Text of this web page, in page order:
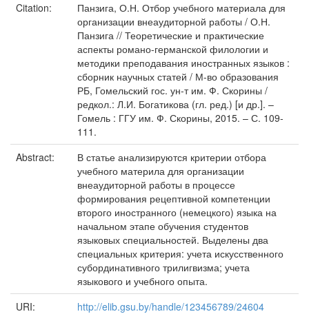
Citation:
Панзига, О.Н. Отбор учебного материала для
организации внеаудиторной работы / О.Н.
Панзига // Теоретические и практические
аспекты романо-германской филологии и
методики преподавания иностранных языков :
сборник научных статей / М-во образования
РБ, Гомельский гос. ун-т им. Ф. Скорины /
редкол.: Л.И. Богатикова (гл. ред.) [и др.]. –
Гомель : ГГУ им. Ф. Скорины, 2015. – С. 109-
111.
Abstract:
В статье анализируются критерии отбора
учебного материла для организации
внеаудиторной работы в процессе
формирования рецептивной компетенции
второго иностранного (немецкого) языка на
начальном этапе обучения студентов
языковых специальностей. Выделены два
специальных критерия: учета искусственного
субординативного трилигвизма; учета
языкового и учебного опыта.
URI:
http://elib.gsu.by/handle/123456789/24604